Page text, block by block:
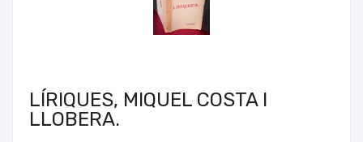
LÍRIQUES, MIQUEL COSTA I
LLOBERA.